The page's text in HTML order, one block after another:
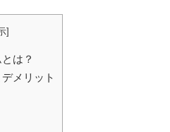
]
は？
メリット